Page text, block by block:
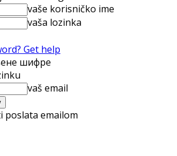
vaše korisničko ime
vaša lozinka
Get help
шифре
vaš email
poslata emailom